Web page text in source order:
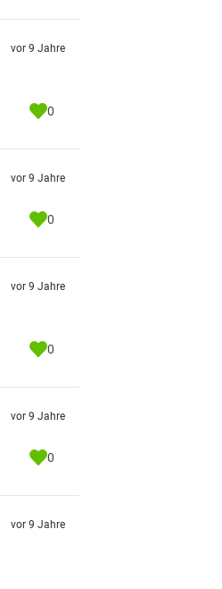
vor 9 Jahre
0
vor 9 Jahre
0
vor 9 Jahre
0
vor 9 Jahre
0
vor 9 Jahre